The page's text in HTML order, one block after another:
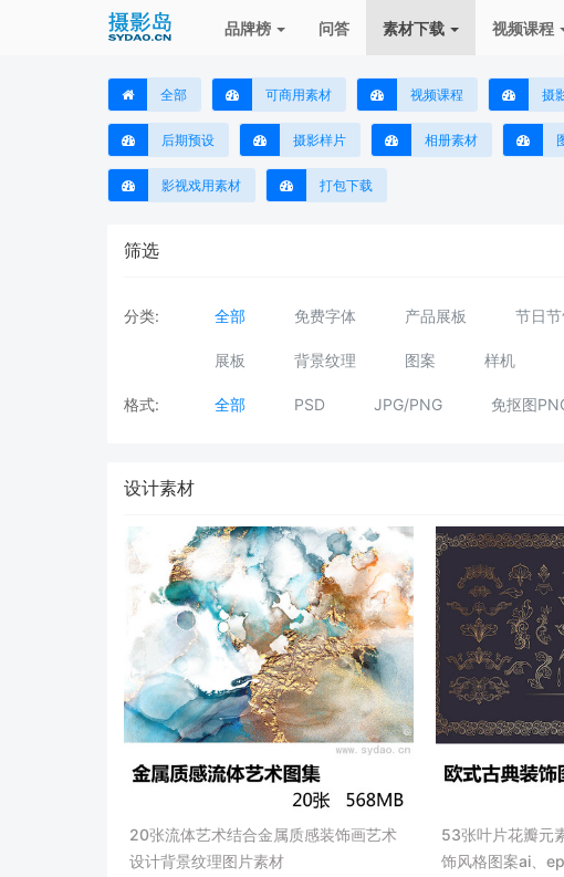
品牌榜 问答 素材下载 视频课程
全部 可商用素材 视频课程 摄
后期预设 摄影样片 相册素材
影视戏用素材 打包下载
筛选
分类: 全部 免费字体 产品展板 节日
展板 背景纹理 图案 样机
格式: 全部 PSD JPG/PNG 免抠图
设计素材
20张流体艺术结合金属质感装饰画艺术
设计背景纹理图片素材
53张叶片花瓣元
饰风格图案ai、